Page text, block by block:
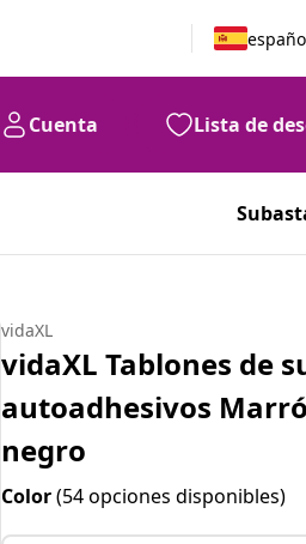
Cuenta Lista de
vidaXL
vidaXL Tablones de
autoadhesivos
negro
Color(54 opciones disponibles)